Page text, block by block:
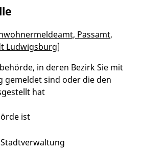
in deren Bezirk Sie mit
sind oder die den
hat
ist
Passamt,
Ludwigsburg]